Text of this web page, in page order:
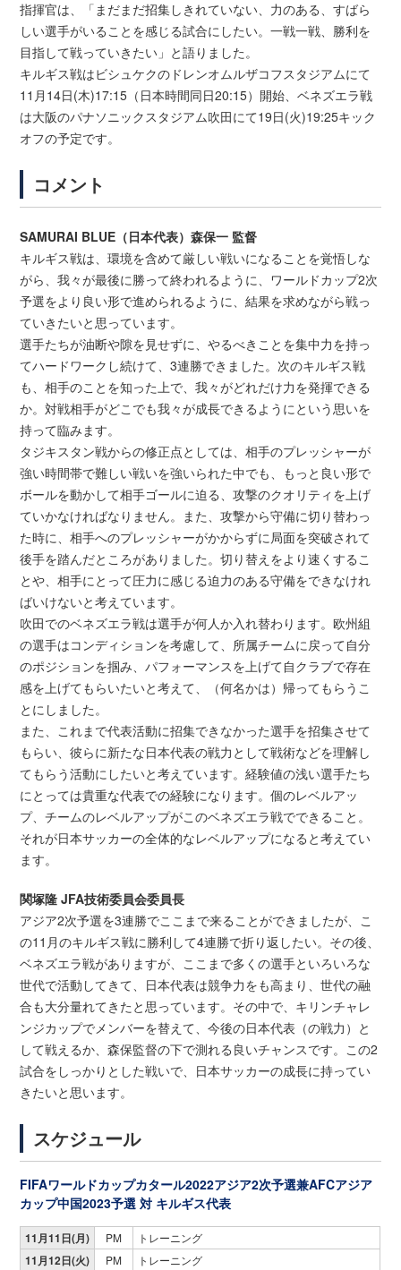
指揮官は、「まだまだ招集しきれていない、力のある、すばら
しい選手がいることを感じる試合にしたい。一戦一戦、勝利を
目指して戦っていきたい」と語りました。
キルギス戦はビシュケクのドレンオムルザコフスタジアムにて
11月14日(木)17:15（日本時間同日20:15）開始、ベネズエラ戦
は大阪のパナソニックスタジアム吹田にて19日(火)19:25キック
オフの予定です。
コメント
SAMURAI BLUE（日本代表）森保一 監督
キルギス戦は、環境を含めて厳しい戦いになることを覚悟しな
がら、我々が最後に勝って終われるように、ワールドカップ2次
予選をより良い形で進められるように、結果を求めながら戦っ
ていきたいと思っています。
選手たちが油断や隙を見せずに、やるべきことを集中力を持っ
てハードワークし続けて、3連勝できました。次のキルギス戦
も、相手のことを知った上で、我々がどれだけ力を発揮できる
か。対戦相手がどこでも我々が成長できるようにという思いを
持って臨みます。
タジキスタン戦からの修正点としては、相手のプレッシャーが
強い時間帯で難しい戦いを強いられた中でも、もっと良い形で
ボールを動かして相手ゴールに迫る、攻撃のクオリティを上げ
ていかなければなりません。また、攻撃から守備に切り替わっ
た時に、相手へのプレッシャーがかからずに局面を突破されて
後手を踏んだところがありました。切り替えをより速くするこ
とや、相手にとって圧力に感じる迫力のある守備をできなけれ
ばいけないと考えています。
吹田でのベネズエラ戦は選手が何人か入れ替わります。欧州組
の選手はコンディションを考慮して、所属チームに戻って自分
のポジションを掴み、パフォーマンスを上げて自クラブで存在
感を上げてもらいたいと考えて、（何名かは）帰ってもらうこ
とにしました。
また、これまで代表活動に招集できなかった選手を招集させて
もらい、彼らに新たな日本代表の戦力として戦術などを理解し
てもらう活動にしたいと考えています。経験値の浅い選手たち
にとっては貴重な代表での経験になります。個のレベルアッ
プ、チームのレベルアップがこのベネズエラ戦でできること。
それが日本サッカーの全体的なレベルアップになると考えてい
ます。
関塚隆 JFA技術委員会委員長
アジア2次予選を3連勝でここまで来ることができましたが、こ
の11月のキルギス戦に勝利して4連勝で折り返したい。その後、
ベネズエラ戦がありますが、ここまで多くの選手といろいろな
世代で活動してきて、日本代表は競争力をも高まり、世代の融
合も大分量れてきたと思っています。その中で、キリンチャレ
ンジカップでメンバーを替えて、今後の日本代表（の戦力）と
して戦えるか、森保監督の下で測れる良いチャンスです。この2
試合をしっかりとした戦いで、日本サッカーの成長に持ってい
きたいと思います。
スケジュール
FIFAワールドカップカタール2022アジア2次予選兼AFCアジア
カップ中国2023予選対 キルギス代表
11月11日(月) PM トレーニング
11月12日(火) PM トレーニング